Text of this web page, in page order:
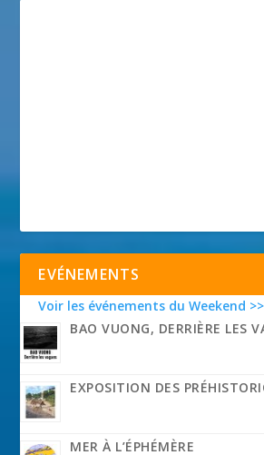
EVÉNEMENTS
Voir les événements du Weekend >>
BAO VUONG, DERRIÈRE LES
EXPOSITION DES
MER À L’ÉPHÉMÈRE